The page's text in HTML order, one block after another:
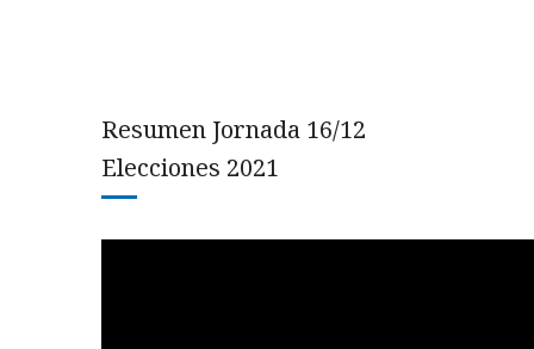
Resumen Jornada 16/12
Elecciones 2021